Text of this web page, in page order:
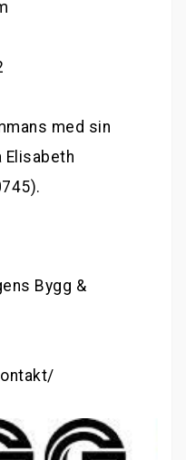
med sin
Elisabeth
Bygg &